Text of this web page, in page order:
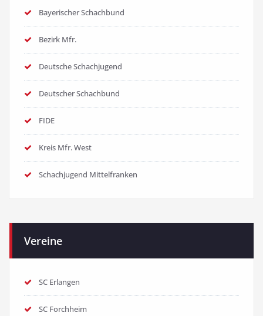
Bayerischer Schachbund
Bezirk Mfr.
Deutsche Schachjugend
Deutscher Schachbund
FIDE
Kreis Mfr. West
Schachjugend Mittelfranken
Vereine
SC Erlangen
SC Forchheim